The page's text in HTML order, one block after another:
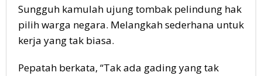
Sungguh kamulah ujung tombak pelindung hak
pilih warga negara. Melangkah sederhana untuk
kerja yang tak biasa.
Pepatah berkata, “Tak ada gading yang tak